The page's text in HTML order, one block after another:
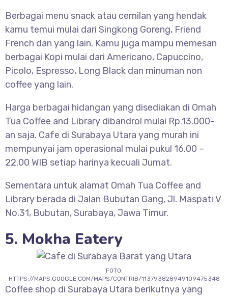
Berbagai menu snack atau cemilan yang hendak
kamu temui mulai dari Singkong Goreng, Friend
French dan yang lain. Kamu juga mampu memesan
berbagai Kopi mulai dari Americano, Capuccino,
Picolo, Espresso, Long Black dan minuman non
coffee yang lain.
Harga berbagai hidangan yang disediakan di Omah
Tua Coffee and Library dibandrol mulai Rp.13.000-
an saja. Cafe di Surabaya Utara yang murah ini
mempunyai jam operasional mulai pukul 16.00 –
22.00 WIB setiap harinya kecuali Jumat.
Sementara untuk alamat Omah Tua Coffee and
Library berada di Jalan Bubutan Gang, Jl. Maspati V
No.31, Bubutan, Surabaya, Jawa Timur.
5. Mokha Eatery
FOTO:
HTTPS://MAPS.GOOGLE.COM/MAPS/CONTRIB/113793828949109475348
Coffee shop di Surabaya Utara berikutnya yang